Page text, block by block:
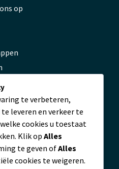
op
te verbeteren,
leveren en verkeer te
cookies u toestaat
Klik op Alles
te geven ofAlles
cookies te weigeren.